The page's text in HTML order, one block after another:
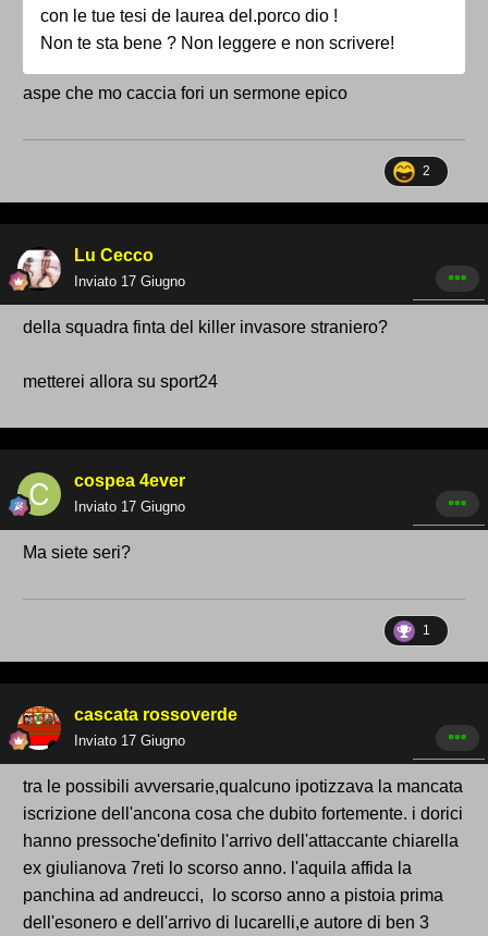
con le tue tesi de laurea del.porco dio !
Non te sta bene ? Non leggere e non scrivere!
aspe che mo caccia fori un sermone epico
2
Lu Cecco
Inviato 17 Giugno
della squadra finta del killer invasore straniero?
metterei allora su sport24
cospea 4ever
Inviato 17 Giugno
Ma siete seri?
1
cascata rossoverde
Inviato 17 Giugno
tra le possibili avversarie,qualcuno ipotizzava la mancata
iscrizione dell'ancona cosa che dubito fortemente. i dorici
hanno pressoche'definito l'arrivo dell'attaccante chiarella
ex giulianova 7reti lo scorso anno. l'aquila affida la
panchina ad andreucci, lo scorso anno a pistoia prima
dell'esonero e dell'arrivo di lucarelli,e autore di ben 3